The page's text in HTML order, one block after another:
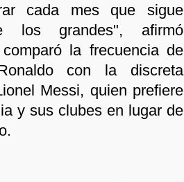
cada mes que sigue
los grandes", afirmó
la frecuencia de
con la discreta
Messi, quien prefiere
y sus clubes en lugar de